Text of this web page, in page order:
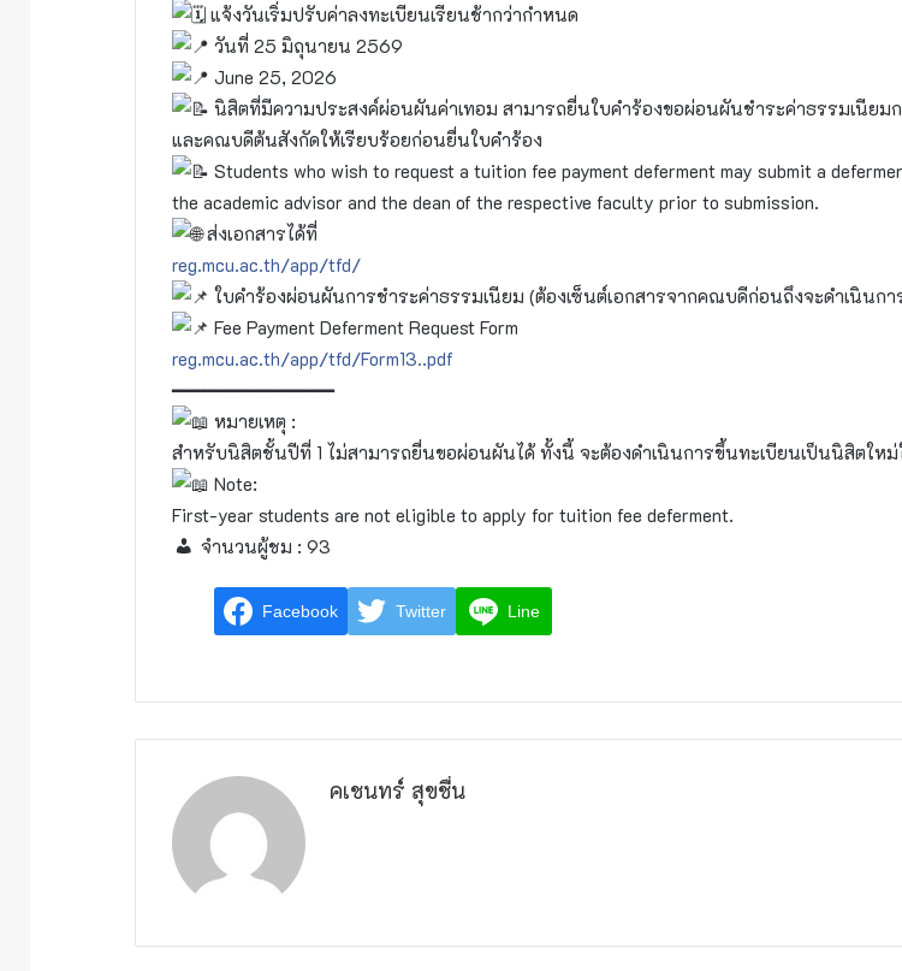
แจ้งวันเริ่มปรับค่าลงทะเบียนเรียนช้ากว่ากำหนด
วันที่ 25 มิถุนายน 2569
June 25, 2026
นิสิตที่มีความประสงค์ผ่อนผันค่าเทอม สามารถยื่นใบคำร้องขอผ่อนผันชำระค่าธรรมเนียม
และคณบดีต้นสังกัดให้เรียบร้อยก่อนยื่นใบคำร้อง
Students who wish to request a tuition fee payment deferment may submit a
the academic advisor and the dean of the respective faculty prior to submission.
ส่งเอกสารได้ที่
reg.mcu.ac.th/app/tfd/
ใบคำร้องผ่อนผันการชำระค่าธรรมเนียม (ต้องเซ็นต์เอกสารจากคณบดีก่อนถึงจะดำเนินกา
Fee Payment Deferment Request Form
reg.mcu.ac.th/app/tfd/Form13..pdf
━━━━━━━━━━━━━━━
หมายเหตุ :
สำหรับนิสิตชั้นปีที่ 1 ไม่สามารถยื่นขอผ่อนผันได้ ทั้งนี้ จะต้องดำเนินการขึ้นทะเบียนเป็นนิสิตใหม่
Note:
First-year students are not eligible to apply for tuition fee deferment.
จำนวนผู้ชม : 93
Facebook Twitter Line
คเชนทร์ สุขชื่น